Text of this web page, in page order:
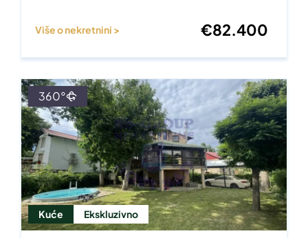
Više o nekretnini > €82.400
Kuće Ekskluzivno
360°